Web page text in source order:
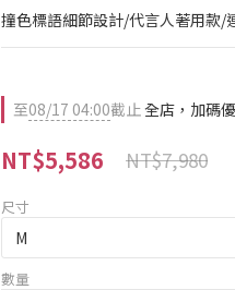
撞色標語細節設計/代言人著用款/
至08/17 04:00截止全店，加碼
NT$5,586 NT$7,980
尺寸
數量